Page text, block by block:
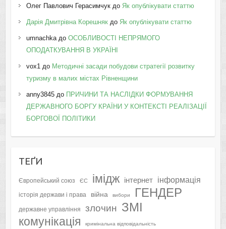
Олег Павлович Герасимчукдо Як опублікувати статтю
Дарія Дмитрівна Корешнякдо Як опублікувати статтю
umnachkaдо ОСОБЛИВОСТІ НЕПРЯМОГО
ОПОДАТКУВАННЯ В УКРАЇНІ
vox1до Методичні засади побудови стратегії розвитку
туризму в малих містах Рівненщини
anny3845до ПРИЧИНИ ТА НАСЛІДКИ ФОРМУВАННЯ
ДЕРЖАВНОГО БОРГУ КРАЇНИ У КОНТЕКСТІ РЕАЛІЗАЦІЇ
БОРГОВОЇ ПОЛІТИКИ
ТЕҐИ
Європейський союз ЄС імідж інтернет інформація
історія держави і права війна вибори ГЕНДЕР
державне управління злочин ЗМІ
комунікація кримінальна відповідальність